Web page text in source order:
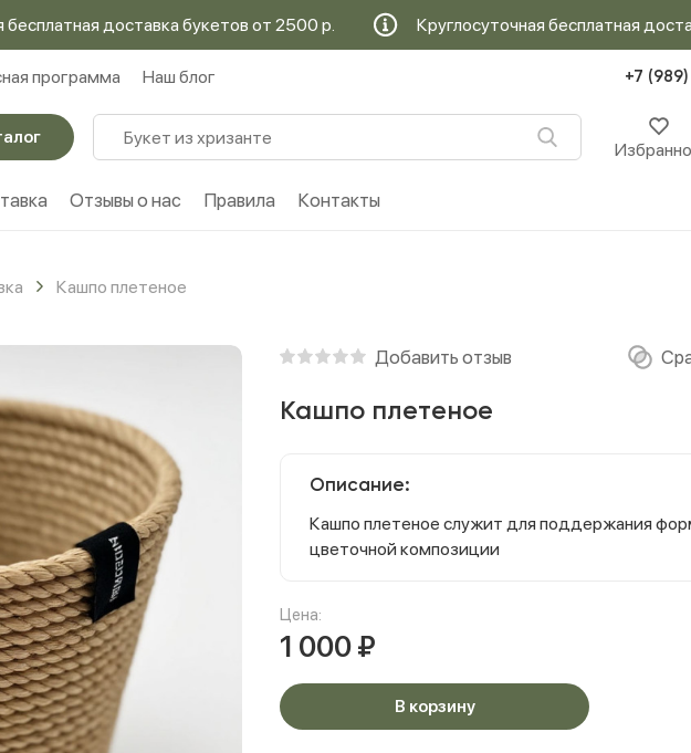
доставка букетов от 2500 р. Круглосуточная бесплатная доставка
программа Наш блог +7
Отзывы о нас Правила Контакты
Кашпо плетеное
Добавить отзыв
Кашпо плетеное
Описание:
Кашпо плетеное служит для поддержания
цветочной композиции
Цена:
1 000₽
В корзину